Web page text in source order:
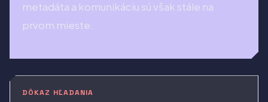
metadáta a komunikáciu sú však stále na
prvom mieste.
DÔKAZ HĽADANIA